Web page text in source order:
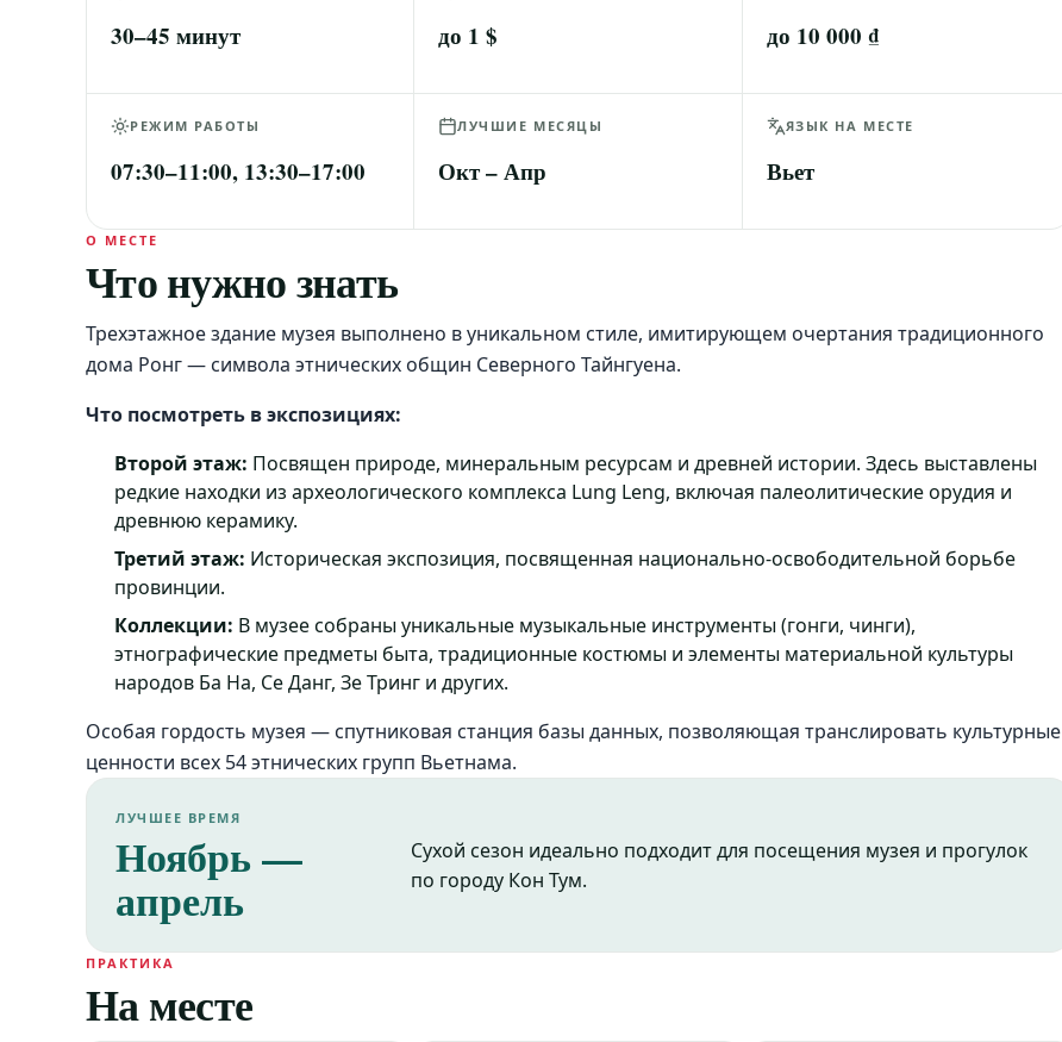
30–45 минут до 1 $ до 10 000 ₫
РЕЖИМ РАБОТЫ
07:30–11:00, 13:30–17:00
ЛУЧШИЕ МЕСЯЦЫ
Окт – Апр
ЯЗЫК НА МЕСТЕ
Вьет
О МЕСТЕ
Что нужно знать
Трехэтажное здание музея выполнено в уникальном стиле, имитирующем очертания традиционного
дома Ронг — символа этнических общин Северного Тайнгуена.
Что посмотреть в экспозициях:
Второй этаж: Посвящен природе, минеральным ресурсам и древней истории. Здесь выставлены
редкие находки из археологического комплекса Lung Leng, включая палеолитические орудия и
древнюю керамику.
Третий этаж: Историческая экспозиция, посвященная национально-освободительной борьбе
провинции.
Коллекции: В музее собраны уникальные музыкальные инструменты (гонги, чинги),
этнографические предметы быта, традиционные костюмы и элементы материальной культуры
народов Ба На, Се Данг, Зе Тринг и других.
Особая гордость музея — спутниковая станция базы данных, позволяющая транслировать культурные
ценности всех 54 этнических групп Вьетнама.
ЛУЧШЕЕ ВРЕМЯ
Ноябрь —
апрель
Сухой сезон идеально подходит для посещения музея и прогулок
по городу Кон Тум.
ПРАКТИКА
На месте